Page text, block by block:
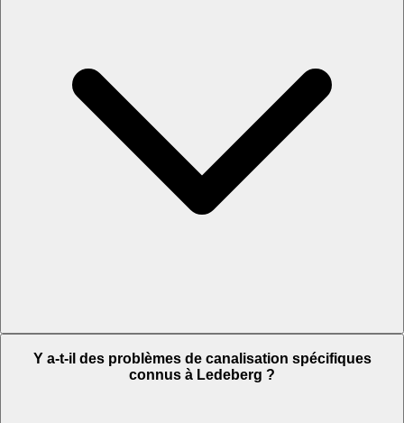
Y a-t-il des problèmes de canalisation spécifiques
connus à Ledeberg ?